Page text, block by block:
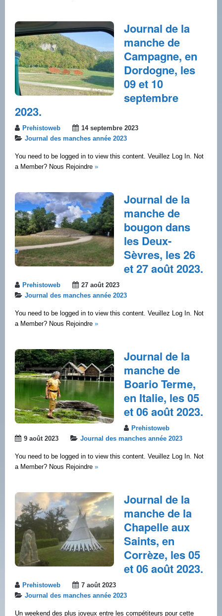
Journal de la
manche de
Campagne, en
Dordogne, les
09 et 10
septembre
2023.
Prehistoweb
14 septembre 2023
Journal des manches année 2023
You need to be logged in to view this content. Veuillez Log In. Not
a Member? Nous Rejoindre »
Journal de la
manche de
bougon dans
les Deux-
Sèvres, les 26
et 27 août 2023.
Prehistoweb
27 août 2023
Journal des manches année 2023
You need to be logged in to view this content. Veuillez Log In. Not
a Member? Nous Rejoindre »
Journal de la
manche de
Boario Terme,
en Italie, les 05
et 06 août 2023.
Prehistoweb
9 août 2023
Journal des manches année 2023
You need to be logged in to view this content. Veuillez Log In. Not
a Member? Nous Rejoindre »
Journal de la
manche de la
Chapelle aux
Saints, en
Corrèze, les 05
et 06 août 2023.
Prehistoweb
7 août 2023
Journal des manches année 2023
Un weekend des plus joyeux entre les compétiteurs pour cette